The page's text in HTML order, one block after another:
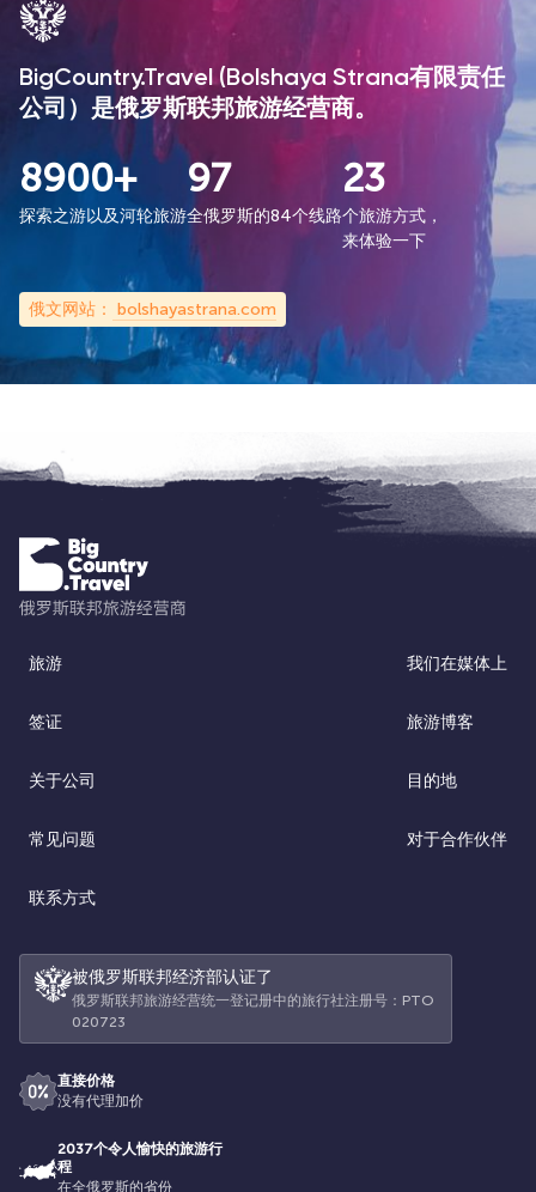
BigCountry.Travel (Bolshaya Strana有限责任
公司）是俄罗斯联邦旅游经营商。
8900+
探索之游以及河轮旅游
97
全俄罗斯的84个线路
23
个旅游方式，
来体验一下
俄文网站： bolshayastrana.com
旅游 我们在媒体上
签证 旅游博客
关于公司 目的地
常见问题 对于合作伙伴
联系方式
被俄罗斯联邦经济部认证了
俄罗斯联邦旅游经营统一登记册中的旅行社注册号：РТО
020723
直接价格
没有代理加价
2037个令人愉快的旅游行
程
在全俄罗斯的省份